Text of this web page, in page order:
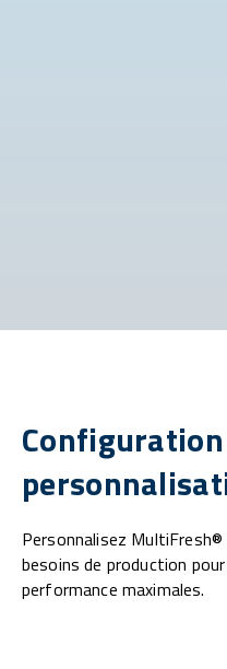
Personnalisez
besoins de production
performance maximales.